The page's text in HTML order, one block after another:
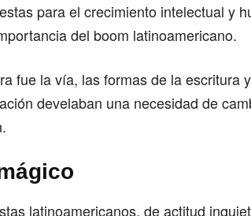
para el crecimiento intelectual y
del boom latinoamericano.
fue la vía, las formas de la escritura
develaban una necesidad de
latinoamericanos, de actitud